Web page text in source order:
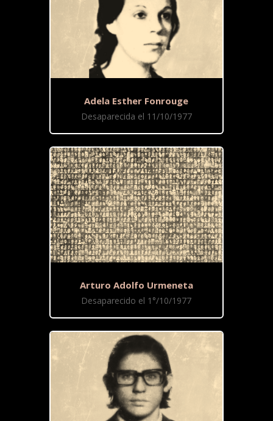
Adela Esther Fonrouge
Desaparecida el 11/10/1977
Arturo Adolfo Urmeneta
Desaparecido el 1°/10/1977